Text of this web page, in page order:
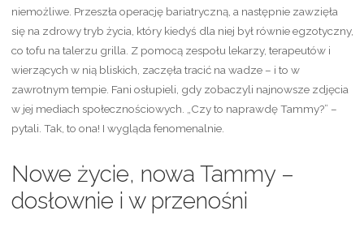
niemożliwe. Przeszła operację bariatryczną, a następnie zawzięła
się na zdrowy tryb życia, który kiedyś dla niej był równie egzotyczny,
co tofu na talerzu grilla. Z pomocą zespołu lekarzy, terapeutów i
wierzących w nią bliskich, zaczęła tracić na wadze – i to w
zawrotnym tempie. Fani osłupieli, gdy zobaczyli najnowsze zdjęcia
w jej mediach społecznościowych. „Czy to naprawdę Tammy?” –
pytali. Tak, to ona! I wygląda fenomenalnie.
Nowe życie, nowa Tammy –
dosłownie i w przenośni